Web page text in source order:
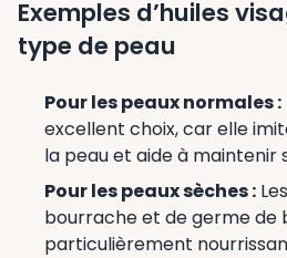
Exemples d’huiles
type de peau
Pour les peaux normales :
excellent choix, car elle
la peau et aide à maintenir
Pour les peaux sèches :
bourrache et de germe de
particulièrement